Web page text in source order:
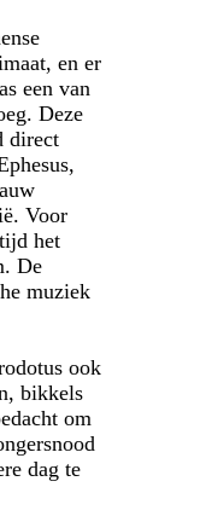
en er
een van
Deze
direct
Voor
het
De
muziek
ook
bikkels
om
dag te